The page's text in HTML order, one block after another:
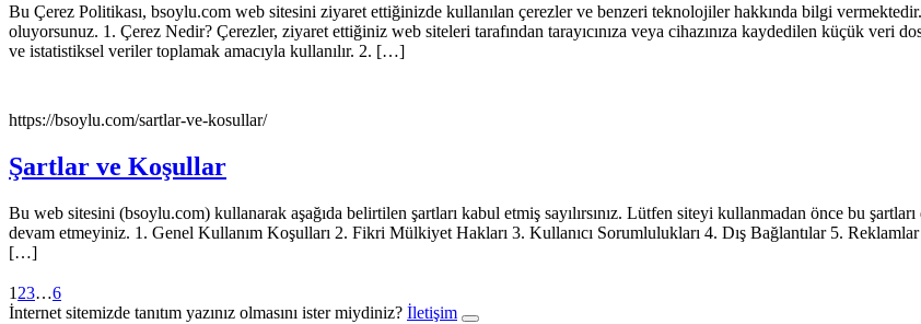
Bu Çerez Politikası, bsoylu.com web sitesini ziyaret ettiğinizde kullanılan çerezler ve benzeri teknolojiler hakkında bilgi
oluyorsunuz. 1. Çerez Nedir? Çerezler, ziyaret ettiğiniz web siteleri tarafından tarayıcınıza veya cihazınıza kaydedilen küçük veri
ve istatistiksel veriler toplamak amacıyla kullanılır. 2. […]
https://bsoylu.com/sartlar-ve-kosullar/
Şartlar ve Koşullar
Bu web sitesini (bsoylu.com) kullanarak aşağıda belirtilen şartları kabul etmiş sayılırsınız. Lütfen siteyi kullanmadan önce bu
devam etmeyiniz. 1. Genel Kullanım Koşulları 2. Fikri Mülkiyet Hakları 3. Kullanıcı Sorumlulukları 4. Dış Bağlantılar 5.
[…]
123…6
İnternet sitemizde tanıtım yazınız olmasını ister miydiniz? İletişim